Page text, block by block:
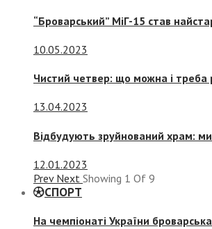
“Броварський” МіГ-15 став
10.05.2023
Чистий четвер: що можна і треба
13.04.2023
Відбудують зруйнований храм:
12.01.2023
Prev Next Showing 1 Of 9
СПОРТ
На чемпіонаті України